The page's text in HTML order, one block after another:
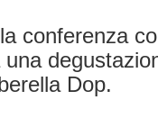
conferenza
Dop.